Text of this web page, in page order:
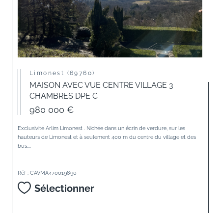
Limonest (69760)
MAISON AVEC VUE CENTRE VILLAGE 3
CHAMBRES DPE C
980 000 €
Exclusivité Arlim Limonest . Nichée dans un écrin de verdure, sur les
hauteurs de Limonest et à seulement 400 m du centre du village et des
bus,...
Réf : CAVMA470019890
Sélectionner